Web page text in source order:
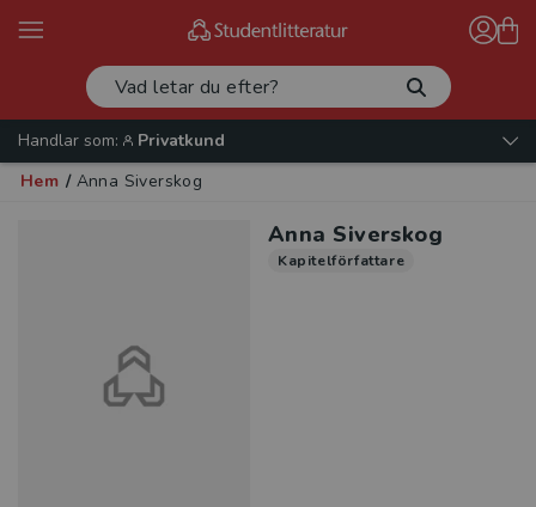
Handlar som:
Privatkund
Hem / Anna Siverskog
Anna Siverskog
Kapitelförfattare